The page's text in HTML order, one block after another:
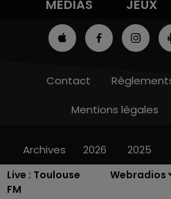
Live : Toulouse
FM
Webradios
MÉDIAS
JEUX
Contact
Mentions légales
Archives 2026 2025